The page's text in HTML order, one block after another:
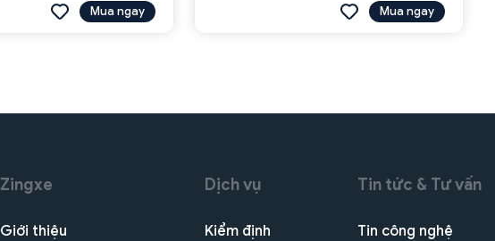
Mua ngay
Mua ngay
Zingxe
Giới thiệu
Dịch vụ
Kiểm định
Tin tức & Tư vấn
Tin công nghệ